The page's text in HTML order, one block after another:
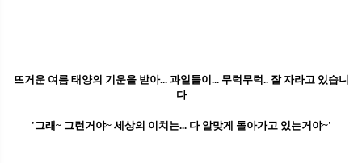
뜨거운 여름 태양의 기운을 받아... 과일들이... 무럭무럭.. 잘 자라고 있습니
다
'그래~ 그런거야~ 세상의 이치는... 다 알맞게 돌아가고 있는거야~'